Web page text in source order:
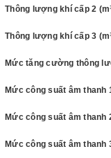
Thông lượng khí cấp 2
Thông lượng khí cấp 3
Mức tăng cường thông
Mức công suất âm thanh
Mức công suất âm thanh
Mức công suất âm thanh